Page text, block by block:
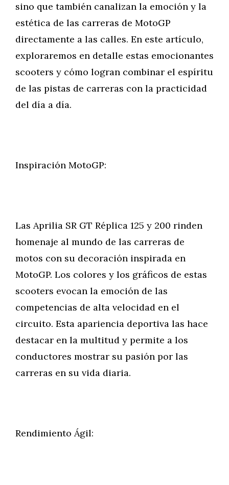
sino que también canalizan la emoción y la
estética de las carreras de MotoGP
directamente a las calles. En este artículo,
exploraremos en detalle estas emocionantes
scooters y cómo logran combinar el espíritu
de las pistas de carreras con la practicidad
del día a día.
Inspiración MotoGP:
Las Aprilia SR GT Réplica 125 y 200 rinden
homenaje al mundo de las carreras de
motos con su decoración inspirada en
MotoGP. Los colores y los gráficos de estas
scooters evocan la emoción de las
competencias de alta velocidad en el
circuito. Esta apariencia deportiva las hace
destacar en la multitud y permite a los
conductores mostrar su pasión por las
carreras en su vida diaria.
Rendimiento Ágil: